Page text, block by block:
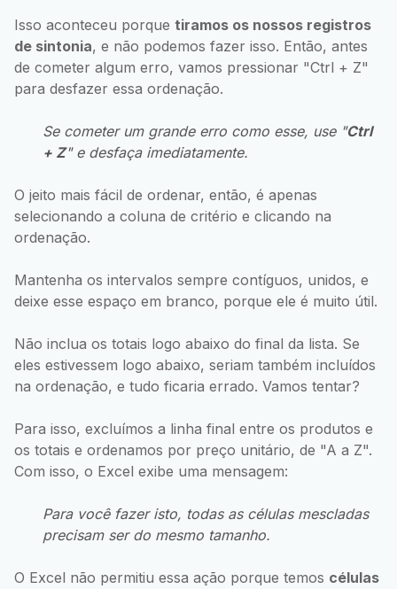
Isso aconteceu porque tiramos os nossos registros
de sintonia, e não podemos fazer isso. Então, antes
de cometer algum erro, vamos pressionar "Ctrl + Z"
para desfazer essa ordenação.
Se cometer um grande erro como esse, use "Ctrl
+ Z" e desfaça imediatamente.
O jeito mais fácil de ordenar, então, é apenas
selecionando a coluna de critério e clicando na
ordenação.
Mantenha os intervalos sempre contíguos, unidos, e
deixe esse espaço em branco, porque ele é muito útil.
Não inclua os totais logo abaixo do final da lista. Se
eles estivessem logo abaixo, seriam também incluídos
na ordenação, e tudo ficaria errado. Vamos tentar?
Para isso, excluímos a linha final entre os produtos e
os totais e ordenamos por preço unitário, de "A a Z".
Com isso, o Excel exibe uma mensagem:
Para você fazer isto, todas as células mescladas
precisam ser do mesmo tamanho.
O Excel não permitiu essa ação porque temos células